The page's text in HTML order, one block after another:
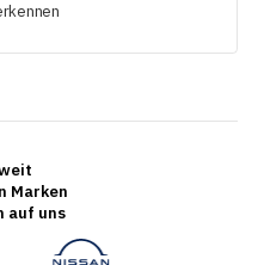
Marken
auf uns